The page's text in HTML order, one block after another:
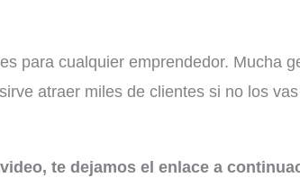
para cualquier emprendedor. Mucha
atraer miles de clientes si no los
te dejamos el enlace a